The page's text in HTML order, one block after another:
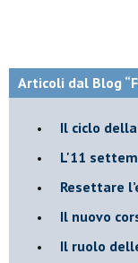
Articoli dal Blog
Il ciclo
L'11
Resettare
​Il nuovo
Il ruolo